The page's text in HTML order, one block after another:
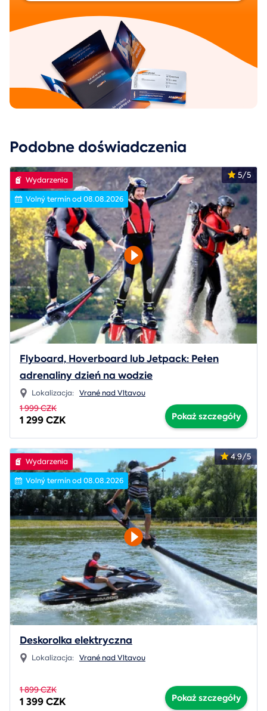
Podobne doświadczenia
5/5
Wydarzenia
Volný termín od 08.08.2026
Flyboard, Hoverboard lub Jetpack: Pełen
adrenaliny dzień na wodzie
Lokalizacja: Vrané nad Vltavou
1 999 CZK
1 299 CZK Pokaż szczegóły
4.9/5
Wydarzenia
Volný termín od 08.08.2026
Deskorolka elektryczna
Lokalizacja: Vrané nad Vltavou
1 899 CZK
1 399 CZK Pokaż szczegóły